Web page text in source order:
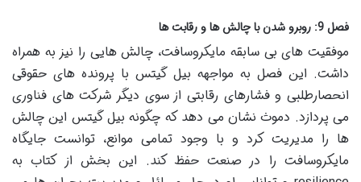
فصل 9: روبرو شدن با چالش ها و رقابت ها
موفقیت های بی سابقه مایکروسافت، چالش هایی را نیز به همراه
داشت. این فصل به مواجهه بیل گیتس با پرونده های حقوقی
انحصارطلبی و فشارهای رقابتی از سوی دیگر شرکت های فناوری
می پردازد. دموث نشان می دهد که چگونه بیل گیتس این چالش
ها را مدیریت کرد و با وجود تمامی موانع، توانست جایگاه
مایکروسافت را در صنعت حفظ کند. این بخش از کتاب به